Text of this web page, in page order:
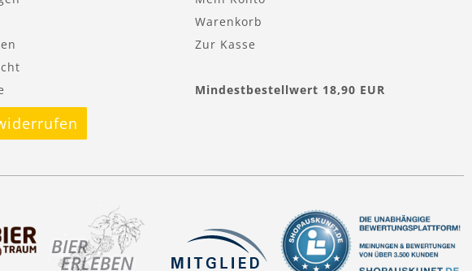
Warenkorb
Zur Kasse
Mindestbestellwert 18,90 EUR